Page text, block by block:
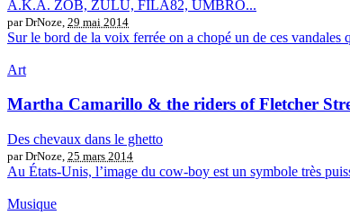
A.K.A. ZOB, ZULU, FILA82, UMBRO...
par DrNoze, 29 mai 2014
Sur le bord de la voix ferrée on a chopé un de ces
Art
Martha Camarillo & the riders of Fletcher
Des chevaux dans le ghetto
par DrNoze, 25 mars 2014
Au États-Unis, l’image du cow-boy est un symbole très
Musique